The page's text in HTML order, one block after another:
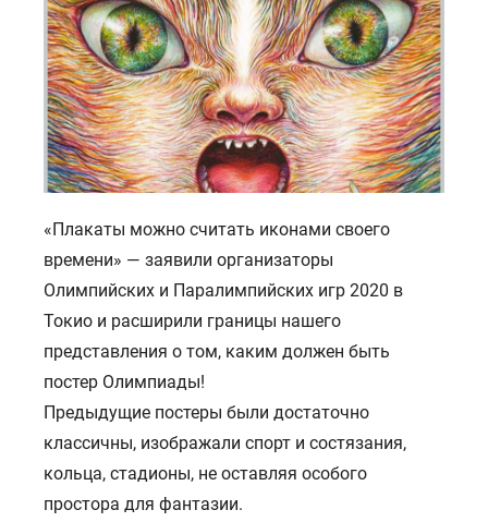
«Плакаты можно считать иконами своего
времени» — заявили организаторы
Олимпийских и Паралимпийских игр 2020 в
Токио и расширили границы нашего
представления о том, каким должен быть
постер Олимпиады!
Предыдущие постеры были достаточно
классичны, изображали спорт и состязания,
кольца, стадионы, не оставляя особого
простора для фантазии.